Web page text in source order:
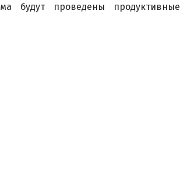
будут проведены продуктивные